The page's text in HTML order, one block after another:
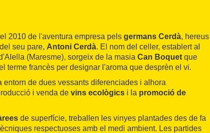
2010 de l'aventura empresa pels germans Cerdà, hereus
seu pare, Antoni Cerdà. El nom del celler, establert al
(Maresme), sorgeix de la masia Can Boquet que
terme francès per designar l'aroma que desprèn el vi.
entorn de dues vessants diferenciades i alhora
i venda de vins ecològics i la promoció de
de superfície, treballen les vinyes plantades des de fa
respectuoses amb el medi ambient. Les partides